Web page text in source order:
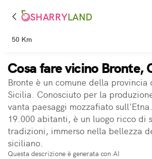
SHARRYLAND
50 Km
Cosa fare vicino Bronte,
Bronte è un comune della provincia
Sicilia. Conosciuto per la
vanta paesaggi mozzafiato
19.000 abitanti, è un luogo ricco di
tradizioni, immerso nella bellezza
siciliano.
Questa descrizione è generata con AI